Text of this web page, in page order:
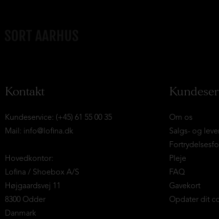
Kontakt
Kundeservice: (+45) 61 55 00 35
Mail: info@lofina.dk
Hovedkontor:
Lofina / Shoebox A/S
Højgaardsvej 11
8300 Odder
Danmark
Om os
Salgs- og
Pleje
FAQ
Gavekort
Opdater dit